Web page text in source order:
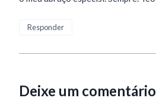
Responder
Deixe um comentário